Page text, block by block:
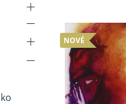
NOVÉ